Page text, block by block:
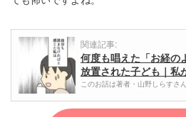
関連記事:
何度も唱えた「お経の
放置された子ども｜
このお話は著者・山野しらすさ